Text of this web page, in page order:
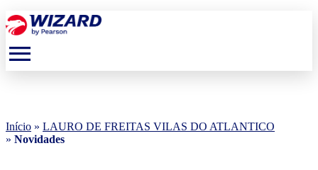
menu
Início » LAURO DE FREITAS VILAS DO ATLANTICO
» Novidades